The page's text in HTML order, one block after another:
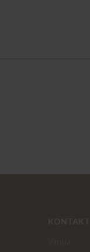
KONTAKT